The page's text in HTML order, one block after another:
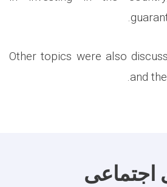
Other topics were also
and
اجتماعی